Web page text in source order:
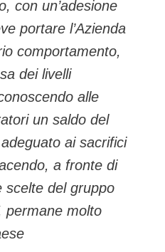
con un’adesione
portare l’Azienda
comportamento,
dei livelli
alle
un saldo del
ai sacrifici
a fronte di
scelte del gruppo
permane molto